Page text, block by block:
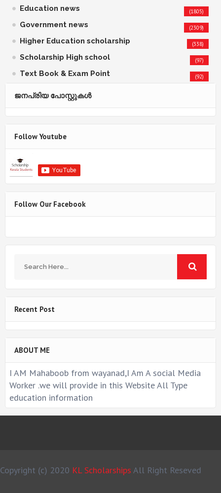
Education news (1805)
Government news (2309)
Higher Education scholarship (338)
Scholarship High school (97)
Text Book & Exam Point (92)
ജനപ്രിയ പോസ്റ്റുകള്‍‌
Follow Youtube
Follow Our Facebook
Recent Post
ABOUT ME
I AM Mahaboob from wayanad,I Am A social Media
Worker .we will provide in this Website All Type
education information
Copyright (c) 2020 KL Scholarships All Right Reseved